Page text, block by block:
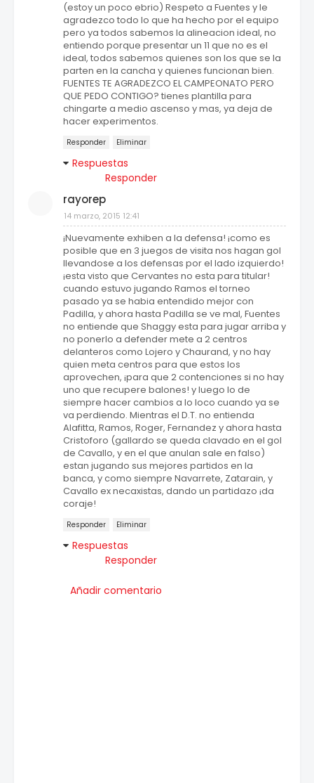
(estoy un poco ebrio) Respeto a Fuentes y le
agradezco todo lo que ha hecho por el equipo
pero ya todos sabemos la alineacion ideal, no
entiendo porque presentar un 11 que no es el
ideal, todos sabemos quienes son los que se la
parten en la cancha y quienes funcionan bien.
FUENTES TE AGRADEZCO EL CAMPEONATO PERO
QUE PEDO CONTIGO? tienes plantilla para
chingarte a medio ascenso y mas, ya deja de
hacer experimentos.
Responder Eliminar
Respuestas
Responder
rayorep
14 marzo, 2015 12:41
¡Nuevamente exhiben a la defensa! ¡como es
posible que en 3 juegos de visita nos hagan gol
llevandose a los defensas por el lado izquierdo!
¡esta visto que Cervantes no esta para titular!
cuando estuvo jugando Ramos el torneo
pasado ya se habia entendido mejor con
Padilla, y ahora hasta Padilla se ve mal, Fuentes
no entiende que Shaggy esta para jugar arriba y
no ponerlo a defender mete a 2 centros
delanteros como Lojero y Chaurand, y no hay
quien meta centros para que estos los
aprovechen, ¡para que 2 contenciones si no hay
uno que recupere balones! y luego lo de
siempre hacer cambios a lo loco cuando ya se
va perdiendo. Mientras el D.T. no entienda
Alafitta, Ramos, Roger, Fernandez y ahora hasta
Cristoforo (gallardo se queda clavado en el gol
de Cavallo, y en el que anulan sale en falso)
estan jugando sus mejores partidos en la
banca, y como siempre Navarrete, Zatarain, y
Cavallo ex necaxistas, dando un partidazo ¡da
coraje!
Responder Eliminar
Respuestas
Responder
Añadir comentario